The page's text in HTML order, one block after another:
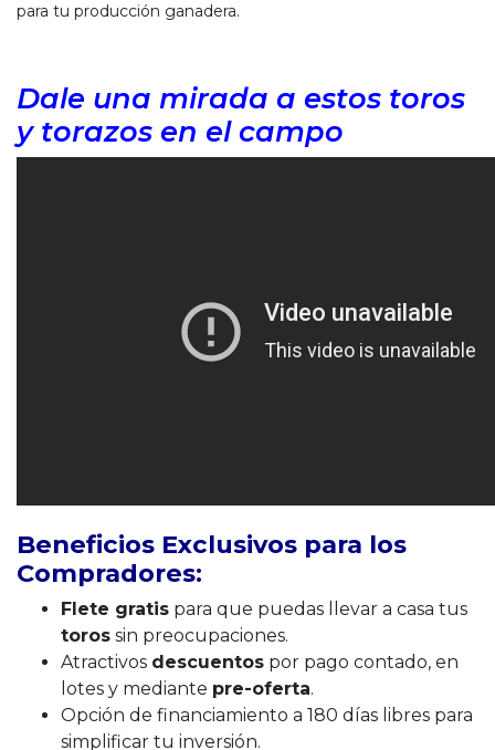
para tu producción ganadera.
Dale una mirada a estos toros
y torazos en el campo
Beneficios Exclusivos para los
Compradores:
Flete gratis para que puedas llevar a casa tus
toros sin preocupaciones.
Atractivos descuentos por pago contado, en
lotes y mediante pre-oferta.
Opción de financiamiento a 180 días libres para
simplificar tu inversión.